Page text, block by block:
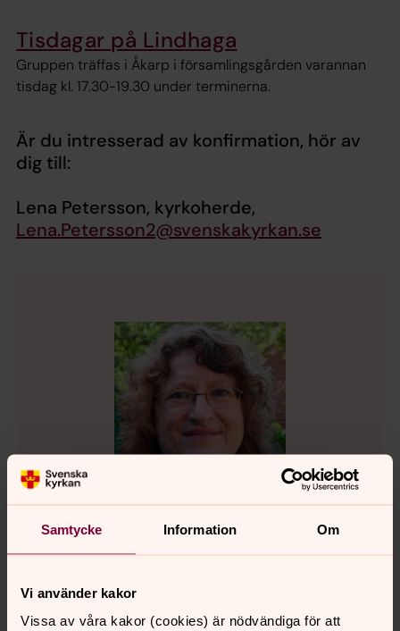
Samtycke Information Om
Vi använder kakor
Vissa av våra kakor (cookies) är nödvändiga för att
Tisdagar på Lindhaga
Gruppen träffas i Åkarp i församlingsgården varannan
tisdag kl. 17.30-19.30 under terminerna.
Är du intresserad av konfirmation, hör av
dig till:
Lena Petersson, kyrkoherde,
Lena.Petersson2@svenskakyrkan.se
Lena Petersson
Präst, Kyrkoherde, Burlövs församling